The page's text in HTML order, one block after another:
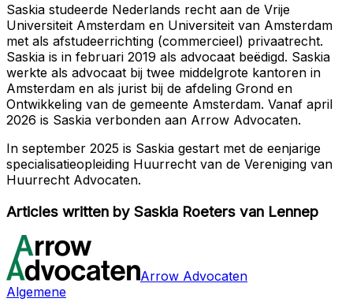
Saskia studeerde Nederlands recht aan de Vrije
Universiteit Amsterdam en Universiteit van Amsterdam
met als afstudeerrichting (commercieel) privaatrecht.
Saskia is in februari 2019 als advocaat beëdigd. Saskia
werkte als advocaat bij twee middelgrote kantoren in
Amsterdam en als jurist bij de afdeling Grond en
Ontwikkeling van de gemeente Amsterdam. Vanaf april
2026 is Saskia verbonden aan Arrow Advocaten.
In september 2025 is Saskia gestart met de eenjarige
specialisatieopleiding Huurrecht van de Vereniging van
Huurrecht Advocaten.
Articles written by Saskia Roeters van Lennep
Arrow Advocaten
Algemene